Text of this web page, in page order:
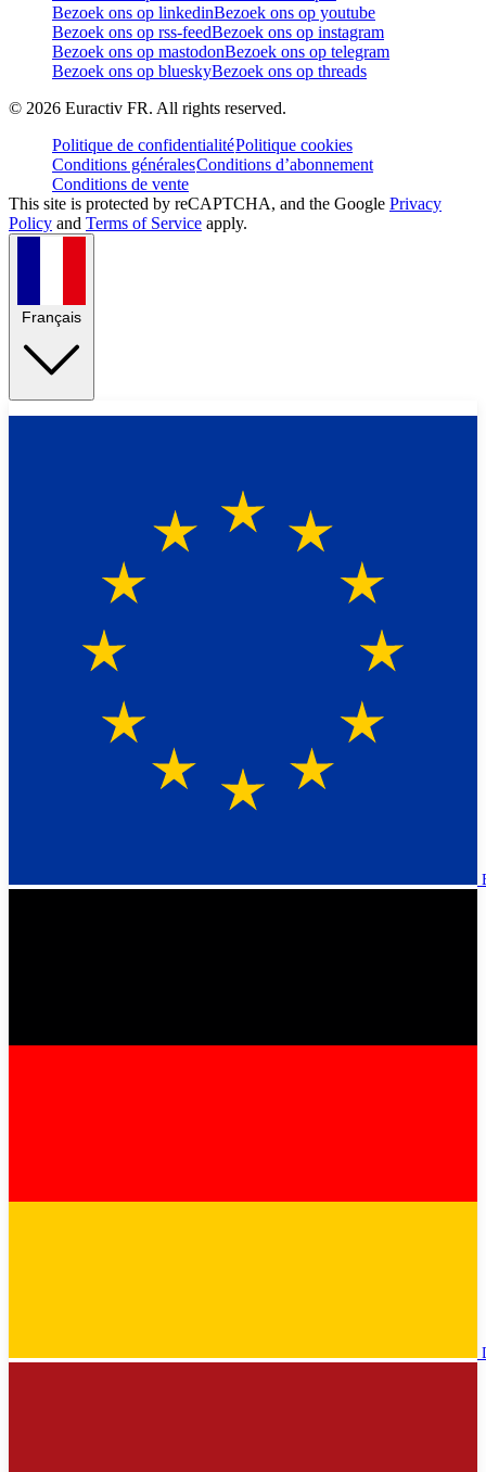
Bezoek ons op linkedinBezoek ons op youtube
Bezoek ons op rss-feedBezoek ons op instagram
Bezoek ons op mastodonBezoek ons op telegram
Bezoek ons op blueskyBezoek ons op threads
© 2026 Euractiv FR. All rights reserved.
Politique de confidentialitéPolitique cookies
Conditions généralesConditions d’abonnement
Conditions de vente
This site is protected by reCAPTCHA, and the Google Privacy
Policy and Terms of Service apply.
Français